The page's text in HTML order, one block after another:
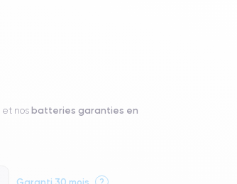
et nos batteries garanties en